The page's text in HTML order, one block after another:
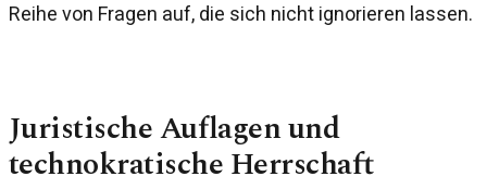
Reihe von Fragen auf, die sich nicht ignorieren lassen.
Juristische Auflagen und
technokratische Herrschaft